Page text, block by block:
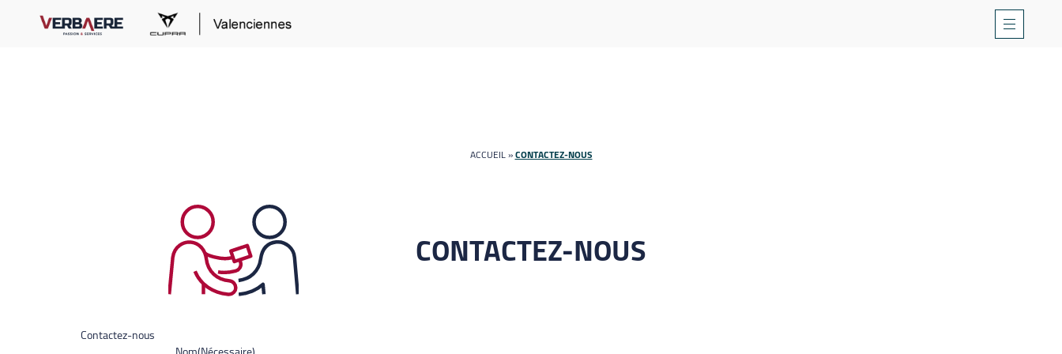
ACCUEIL»CONTACTEZ-NOUS
CONTACTEZ-NOUS
Contactez-nous